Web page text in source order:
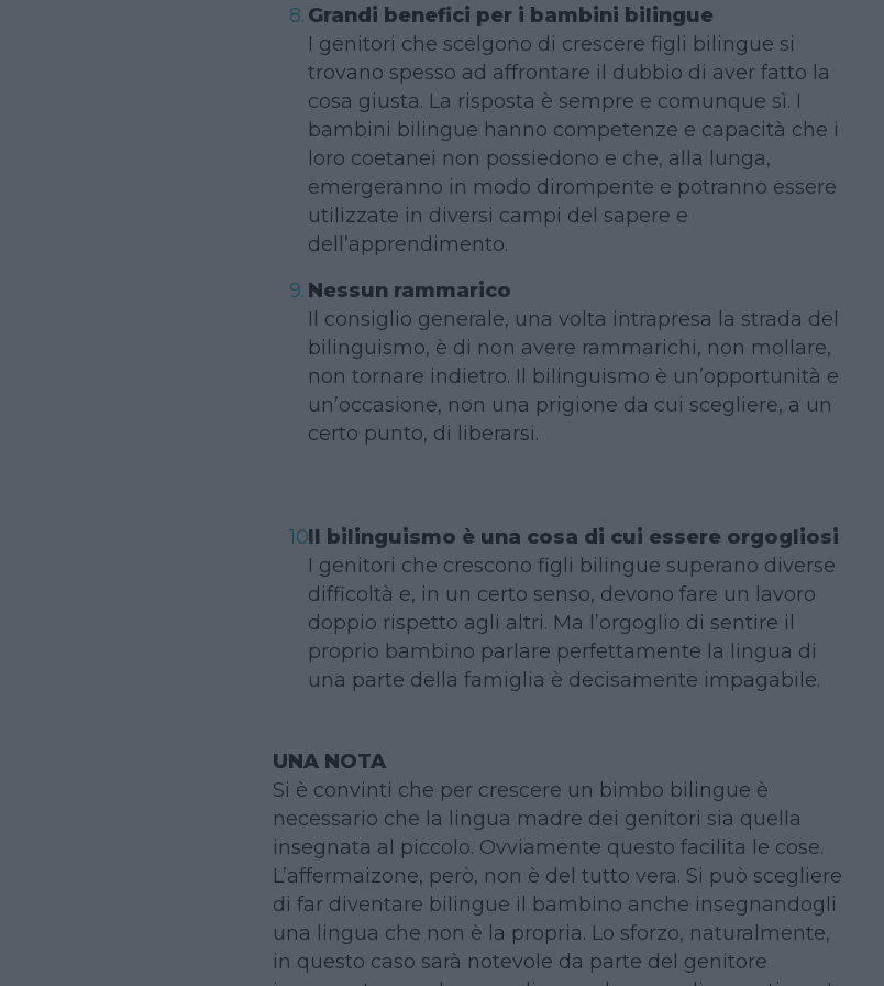
Grandi benefici per i bambini bilingue
I genitori che scelgono di crescere figli bilingue si
trovano spesso ad affrontare il dubbio di aver fatto la
cosa giusta. La risposta è sempre e comunque sì. I
bambini bilingue hanno competenze e capacità che i
loro coetanei non possiedono e che, alla lunga,
emergeranno in modo dirompente e potranno essere
utilizzate in diversi campi del sapere e
dell’apprendimento.
Nessun rammarico
Il consiglio generale, una volta intrapresa la strada del
bilinguismo, è di non avere rammarichi, non mollare,
non tornare indietro. Il bilinguismo è un’opportunità e
un’occasione, non una prigione da cui scegliere, a un
certo punto, di liberarsi.
Il bilinguismo è una cosa di cui essere orgogliosi
I genitori che crescono figli bilingue superano diverse
difficoltà e, in un certo senso, devono fare un lavoro
doppio rispetto agli altri. Ma l’orgoglio di sentire il
proprio bambino parlare perfettamente la lingua di
una parte della famiglia è decisamente impagabile.
UNA NOTA
Si è convinti che per crescere un bimbo bilingue è
necessario che la lingua madre dei genitori sia quella
insegnata al piccolo. Ovviamente questo facilita le cose.
L’affermaizone, però, non è del tutto vera. Si può scegliere
di far diventare bilingue il bambino anche insegnandogli
una lingua che non è la propria. Lo sforzo, naturalmente,
in questo caso sarà notevole da parte del genitore